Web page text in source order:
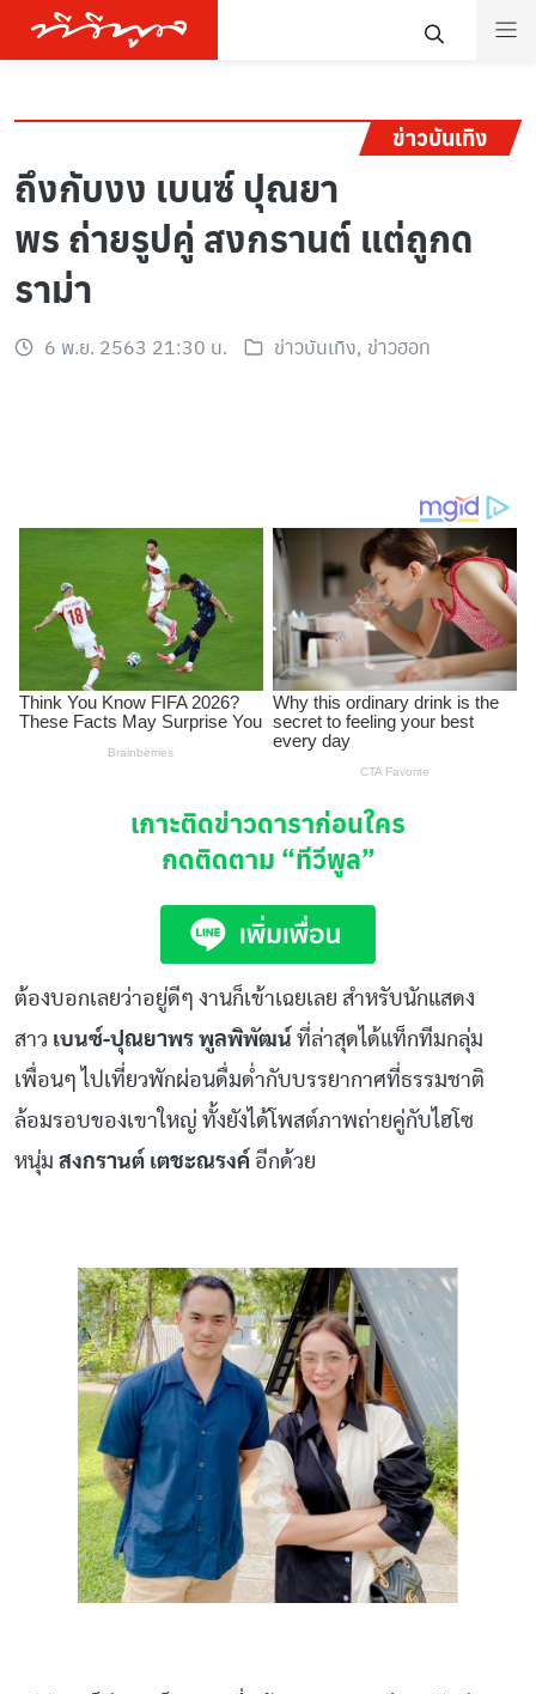
ข่าวบันเทิง
ถึงกับงง เบนซ์ ปุณยา
พร ถ่ายรูปคู่ สงกรานต์ แต่ถูกด
ราม่า
6 พ.ย. 2563 21:30 น. ข่าวบันเทิง, ข่าวฮอท
เกาะติดข่าวดาราก่อนใคร
กดติดตาม “ทีวีพูล”
ต้องบอกเลยว่าอยู่ดีๆ งานก็เข้าเฉยเลย สำหรับนักแสดง
สาว เบนซ์-ปุณยาพร พูลพิพัฒน์ ที่ล่าสุดได้แท็กทีมกลุ่ม
เพื่อนๆ ไปเที่ยวพักผ่อนดื่มด่ำกับบรรยากาศที่ธรรมชาติ
ล้อมรอบของเขาใหญ่ ทั้งยังได้โพสต์ภาพถ่ายคู่กับไฮโซ
หนุ่ม สงกรานต์ เตชะณรงค์ อีกด้วย